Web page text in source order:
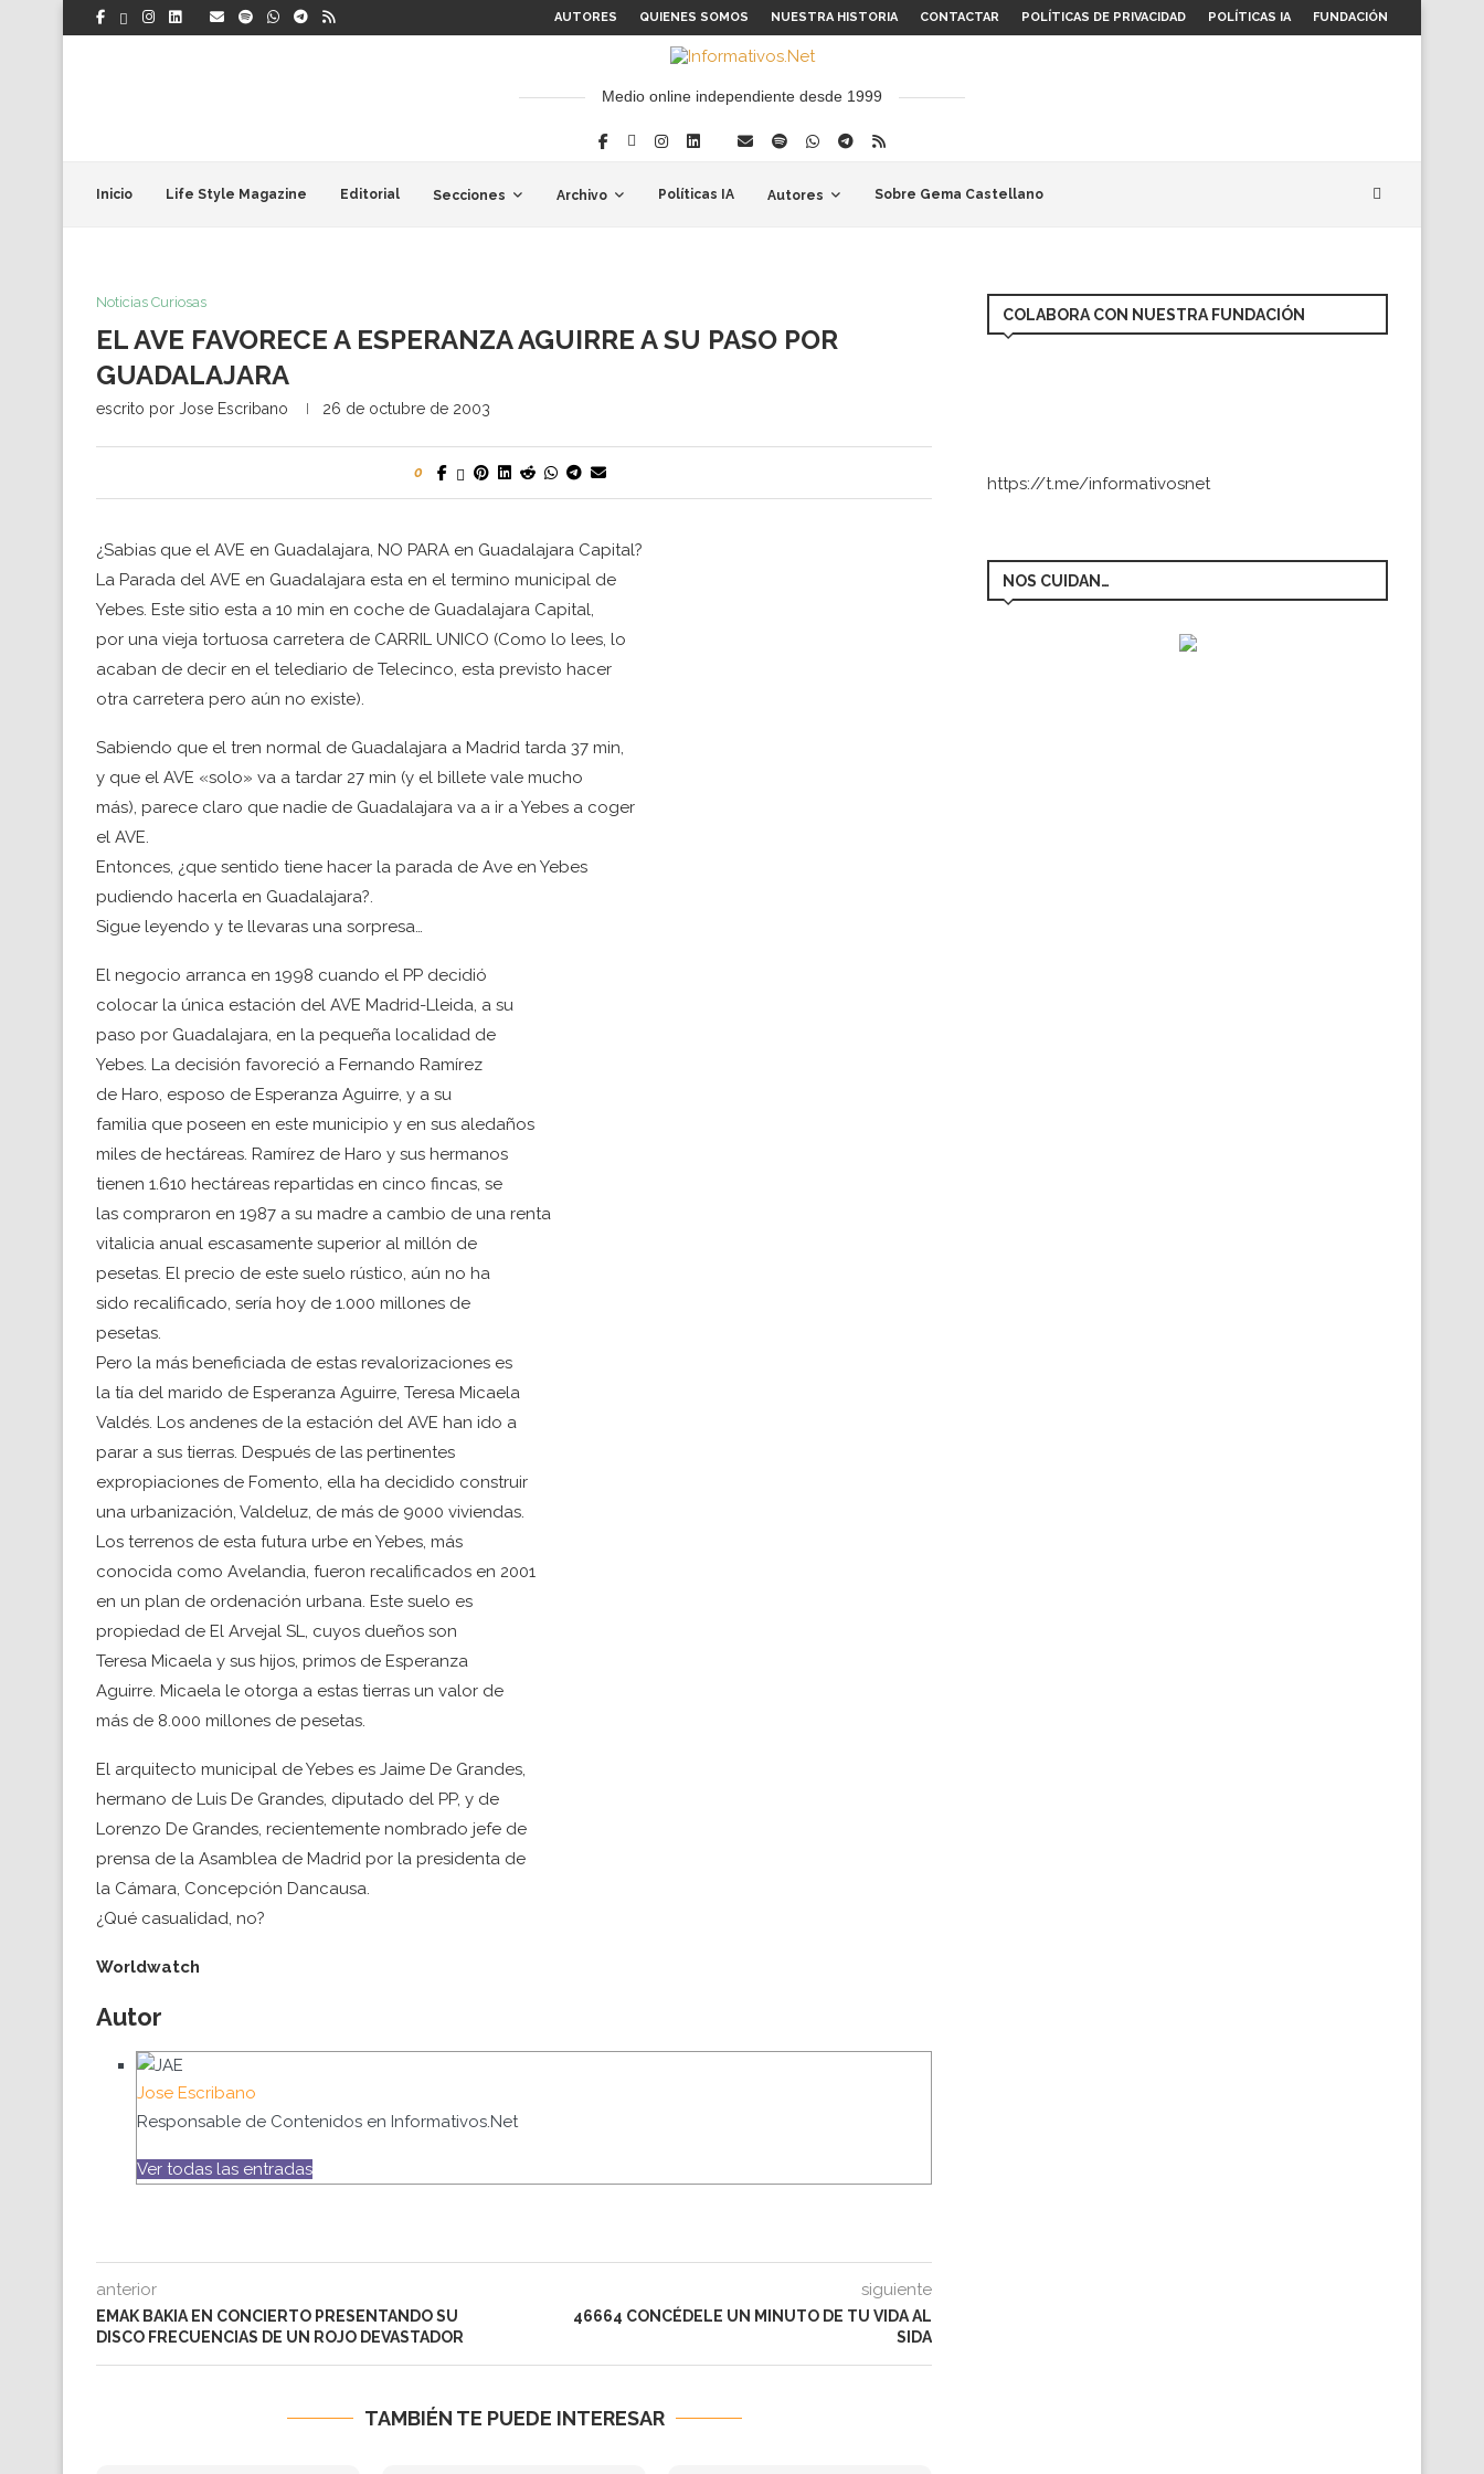
AUTORES QUIENES SOMOS NUESTRA HISTORIA CONTACTAR POLÍTICAS DE PRIVACIDAD POLÍTICAS IA FUNDACIÓN
Medio online independiente desde 1999
Inicio Life Style Magazine Editorial Secciones Archivo Políticas IA Autores Sobre Gema Castellano
Noticias Curiosas
EL AVE FAVORECE A ESPERANZA AGUIRRE A SU PASO POR
GUADALAJARA
escrito por Jose Escribano 26 de octubre de 2003
0
¿Sabias que el AVE en Guadalajara, NO PARA en Guadalajara Capital?
La Parada del AVE en Guadalajara esta en el termino municipal de
Yebes. Este sitio esta a 10 min en coche de Guadalajara Capital,
por una vieja tortuosa carretera de CARRIL UNICO (Como lo lees, lo
acaban de decir en el telediario de Telecinco, esta previsto hacer
otra carretera pero aún no existe).
Sabiendo que el tren normal de Guadalajara a Madrid tarda 37 min,
y que el AVE «solo» va a tardar 27 min (y el billete vale mucho
más), parece claro que nadie de Guadalajara va a ir a Yebes a coger
el AVE.
Entonces, ¿que sentido tiene hacer la parada de Ave en Yebes
pudiendo hacerla en Guadalajara?.
Sigue leyendo y te llevaras una sorpresa…
El negocio arranca en 1998 cuando el PP decidió
colocar la única estación del AVE Madrid-Lleida, a su
paso por Guadalajara, en la pequeña localidad de
Yebes. La decisión favoreció a Fernando Ramírez
de Haro, esposo de Esperanza Aguirre, y a su
familia que poseen en este municipio y en sus aledaños
miles de hectáreas. Ramírez de Haro y sus hermanos
tienen 1.610 hectáreas repartidas en cinco fincas, se
las compraron en 1987 a su madre a cambio de una renta
vitalicia anual escasamente superior al millón de
pesetas. El precio de este suelo rústico, aún no ha
sido recalificado, sería hoy de 1.000 millones de
pesetas.
Pero la más beneficiada de estas revalorizaciones es
la tía del marido de Esperanza Aguirre, Teresa Micaela
Valdés. Los andenes de la estación del AVE han ido a
parar a sus tierras. Después de las pertinentes
expropiaciones de Fomento, ella ha decidido construir
una urbanización, Valdeluz, de más de 9000 viviendas.
Los terrenos de esta futura urbe en Yebes, más
conocida como Avelandia, fueron recalificados en 2001
en un plan de ordenación urbana. Este suelo es
propiedad de El Arvejal SL, cuyos dueños son
Teresa Micaela y sus hijos, primos de Esperanza
Aguirre. Micaela le otorga a estas tierras un valor de
más de 8.000 millones de pesetas.
El arquitecto municipal de Yebes es Jaime De Grandes,
hermano de Luis De Grandes, diputado del PP, y de
Lorenzo De Grandes, recientemente nombrado jefe de
prensa de la Asamblea de Madrid por la presidenta de
la Cámara, Concepción Dancausa.
¿Qué casualidad, no?
Worldwatch
Autor
Jose Escribano
Responsable de Contenidos en Informativos.Net
Ver todas las entradas
anterior
EMAK BAKIA EN CONCIERTO PRESENTANDO SU
DISCO FRECUENCIAS DE UN ROJO DEVASTADOR
siguiente
46664 CONCÉDELE UN MINUTO DE TU VIDA AL
SIDA
TAMBIÉN TE PUEDE INTERESAR
COLABORA CON NUESTRA FUNDACIÓN
https://t.me/informativosnet
NOS CUIDAN…